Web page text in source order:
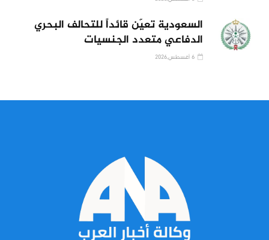
السعودية تعيّن قائداً للتحالف البحري
الدفاعي متعدد الجنسيات